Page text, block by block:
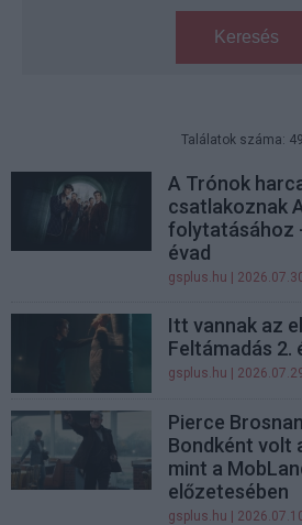
Keresés
Találatok száma:
A Trónok
csatlakoznak
folytatásához
évad
gsplus.hu |
Itt vannak az
Feltámadás 2.
gsplus.hu |
Pierce
Bondként volt
mint a
előzetesében
gsplus.hu |